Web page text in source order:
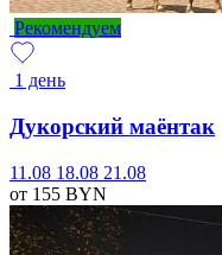
Рекомендуем
1 день
Дукорский маёнтак
11.08 18.08 21.08
от 155 BYN